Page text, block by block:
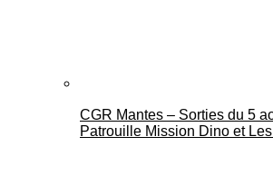
Mantes Actu
CGR Mantes – Sorties du 5
Patrouille Mission Dino et